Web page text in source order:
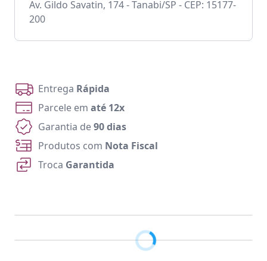
Av. Gildo Savatin, 174 - Tanabi/SP - CEP: 15177-
200
Entrega Rápida
Parcele em até 12x
Garantia de90 dias
Produtos com Nota Fiscal
Troca Garantida